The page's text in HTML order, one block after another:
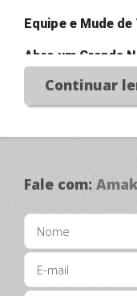
Equipe e Mude
Abra um Grande
Investimento!
Continuar
Fale com: